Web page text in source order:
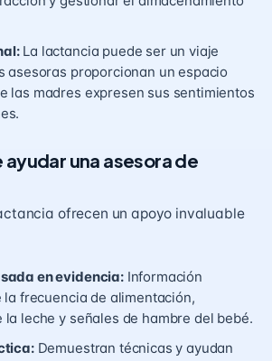
La lactancia puede ser un viaje
asesoras proporcionan un espacio
las madres expresen sus sentimientos
una asesora de
ofrecen un apoyo invaluable
en evidencia:Información
frecuencia de alimentación,
la leche y señales de hambre del bebé.
Demuestran técnicas y ayudan